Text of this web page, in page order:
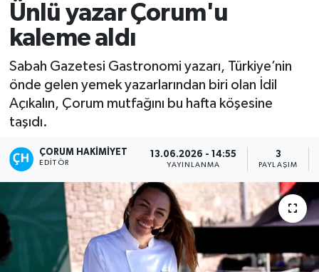
Ünlü yazar Çorum'u
kaleme aldı
Sabah Gazetesi Gastronomi yazarı, Türkiye’nin
önde gelen yemek yazarlarından biri olan İdil
Açıkalın, Çorum mutfağını bu hafta köşesine
taşıdı.
ÇORUM HAKIMIYET
EDITÖR
13.06.2026 - 14:55
YAYINLANMA
3
PAYLAŞIM
SAĞLIK
ASAYİŞ
EKONOMİ
GÜNCEL
AKTÜEL
EĞİTİM
İLÇELER
OTOPARK
Çorum Namaz Vakitleri
Trafik Durumu
Süper Lig Puan Durumu ve Fikstür
Tüm Manşetler
Son Dakika Haberleri
Haber Arşivi